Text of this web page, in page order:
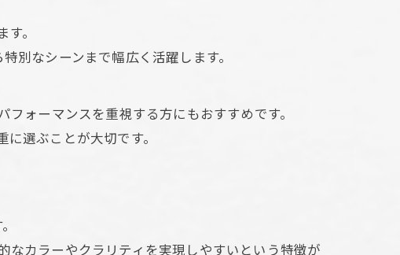
輝き
感
値
。
別なシーンまで幅広く活躍します。
ォーマンスを重視する方にもおすすめです。
選ぶことが大切です。
カラーやクラリティを実現しやすいという特徴が